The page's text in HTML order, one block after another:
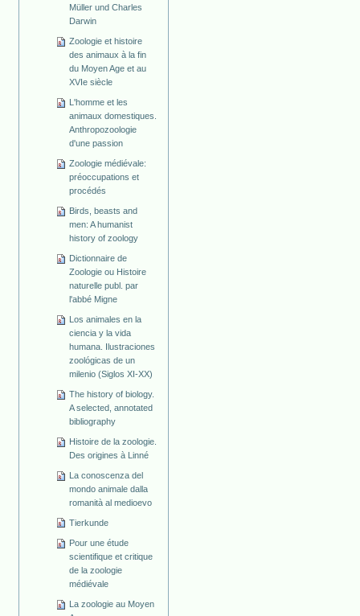
Müller und Charles
Darwin
Zoologie et histoire
des animaux à la fin
du Moyen Age et au
XVIe siècle
L'homme et les
animaux domestiques.
Anthropozoologie
d'une passion
Zoologie médiévale:
préoccupations et
procédés
Birds, beasts and
men: A humanist
history of zoology
Dictionnaire de
Zoologie ou Histoire
naturelle publ. par
l'abbé Migne
Los animales en la
ciencia y la vida
humana. Ilustraciones
zoológicas de un
milenio (Siglos XI-XX)
The history of biology.
A selected, annotated
bibliography
Histoire de la zoologie.
Des origines à Linné
La conoscenza del
mondo animale dalla
romanità al medioevo
Tierkunde
Pour une étude
scientifique et critique
de la zoologie
médiévale
La zoologie au Moyen